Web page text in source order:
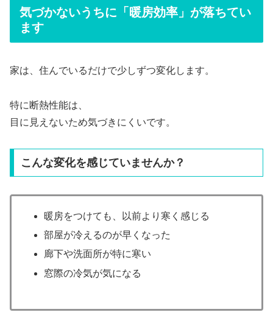
気づかないうちに「暖房効率」が落ちてい
ます
家は、住んでいるだけで少しずつ変化します。
特に断熱性能は、
目に見えないため気づきにくいです。
こんな変化を感じていませんか？
暖房をつけても、以前より寒く感じる
部屋が冷えるのが早くなった
廊下や洗面所が特に寒い
窓際の冷気が気になる